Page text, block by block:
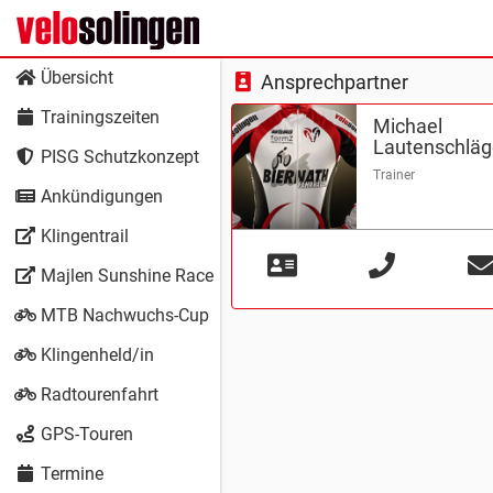
Übersicht
Trainingszeiten
PISG Schutzkonzept
Ankündigungen
Klingentrail
Majlen Sunshine Race
MTB Nachwuchs-Cup
Klingenheld/in
Radtourenfahrt
GPS-Touren
Termine
Ansprechpartner
Michael
Trainer